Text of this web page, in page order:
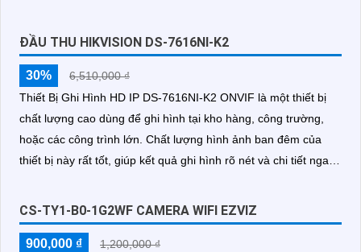
TVI, BCS – Tin hơn mang đến hình ảnh chất lượng tuyệt vời
ĐẦU THU HIKVISION DS-7616NI-K2
30%
6,510,000 ₫
Thiết Bị Ghi Hình HD IP DS-7616NI-K2 ONVIF là một thiết bị
chất lượng cao dùng để ghi hình tại kho hàng, công trường,
hoặc các công trình lớn. Chất lượng hình ảnh ban đêm của
thiết bị này rất tốt, giúp kết quả ghi hình rõ nét và chi tiết ngay
CS-TY1-B0-1G2WF CAMERA WIFI EZVIZ
900,000 ₫
1,200,000 ₫